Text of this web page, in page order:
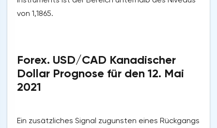
von 1,1865.
Forex. USD/CAD Kanadischer
Dollar Prognose für den 12. Mai
2021
Ein zusätzliches Signal zugunsten eines Rückgangs